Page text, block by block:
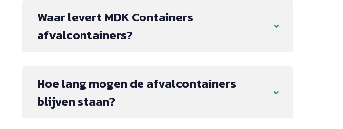
Waar levert MDK Containers
afvalcontainers?
Hoe lang mogen de afvalcontainers
blijven staan?